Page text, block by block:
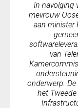
In navolging
mevrouw
aan minister
van
onderwerp. De
het